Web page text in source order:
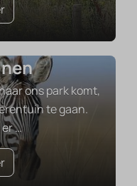
ons park komt,
te gaan.
er…